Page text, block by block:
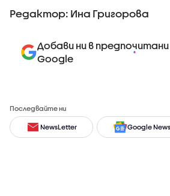
Редактор: Ина Григорова
Добави ни в
Google
Последвайте ни
NewsLetter Google News